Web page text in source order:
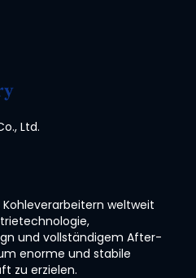
Ltd.
weltweit
und vollständigem After-
enorme und stabile
zu erzielen.